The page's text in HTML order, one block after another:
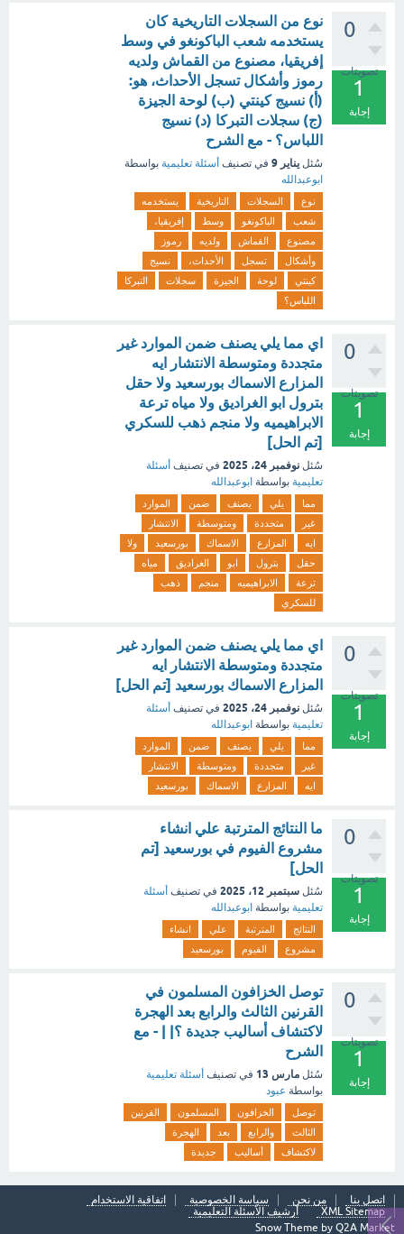
0
تصويتات
1
إجابة
نوع من السجلات التاريخية كان
يستخدمه شعب الباكونغو في وسط
إفريقيا، مصنوع من القماش ولديه
رموز وأشكال تسجل الأحداث، هو:
(أ) نسيج كينتي (ب) لوحة الجيزة
(ج) سجلات التبركا (د) نسيج
اللباس؟ - مع الشرح
سُئل يناير 9 في تصنيف أسئلة تعليمية بواسطة
ابوعبدالله
نوع السجلات التاريخية
يستخدمه
شعب
الباكونغو وسط
إفريقيا،
مصنوع
القماش ولديه
رموز
وأشكال
تسجل الأحداث،
نسيج
كينتي
لوحة الجيزة سجلات
التبركا
اللباس؟
0
تصويتات
1
إجابة
اي مما يلي يصنف ضمن الموارد غير
متجددة ومتوسطة الانتشار ايه
المزارع الاسماك بورسعيد ولا حقل
بترول ابو الغراديق ولا مياه ترعة
الابراهيميه ولا منجم ذهب للسكري
[تم الحل]
سُئل نوفمبر 24، 2025 في تصنيف أسئلة
تعليمية بواسطة ابوعبدالله
مما يلي يصنف ضمن
الموارد
غير
متجددة ومتوسطة
الانتشار
ايه
المزارع الاسماك بورسعيد
ولا
حقل
بترول ابو الغراديق
مياه
ترعة
الابراهيميه منجم
ذهب
للسكري
0
تصويتات
1
إجابة
اي مما يلي يصنف ضمن الموارد غير
متجددة ومتوسطة الانتشار ايه
المزارع الاسماك بورسعيد [تم الحل]
سُئل نوفمبر 24، 2025 في تصنيف أسئلة
تعليمية بواسطة ابوعبدالله
مما يلي يصنف ضمن
الموارد
غير
متجددة ومتوسطة
الانتشار
ايه
المزارع الاسماك بورسعيد
0
تصويتات
1
إجابة
ما النتائج المترتبة علي انشاء
مشروع الفيوم في بورسعيد [تم
الحل]
سُئل سبتمبر 12، 2025 في تصنيف أسئلة
تعليمية بواسطة ابوعبدالله
النتائج المترتبة علي
انشاء
مشروع
الفيوم بورسعيد
0
تصويتات
1
إجابة
توصل الخزافون المسلمون في
القرنين الثالث والرابع بعد الهجرة
لاكتشاف أساليب جديدة ؟| | - مع
الشرح
سُئل مارس 13 في تصنيف أسئلة تعليمية
بواسطة عبود
توصل الخزافون المسلمون
القرنين
الثالث
والرابع بعد
الهجرة
لاكتشاف
أساليب جديدة
اتصل بنا من نحن سياسة الخصوصية
اتفاقية الاستخدام
XML Sitemap
أرشيف الأسئلة التعليمية
Snow Theme by Q2A Market